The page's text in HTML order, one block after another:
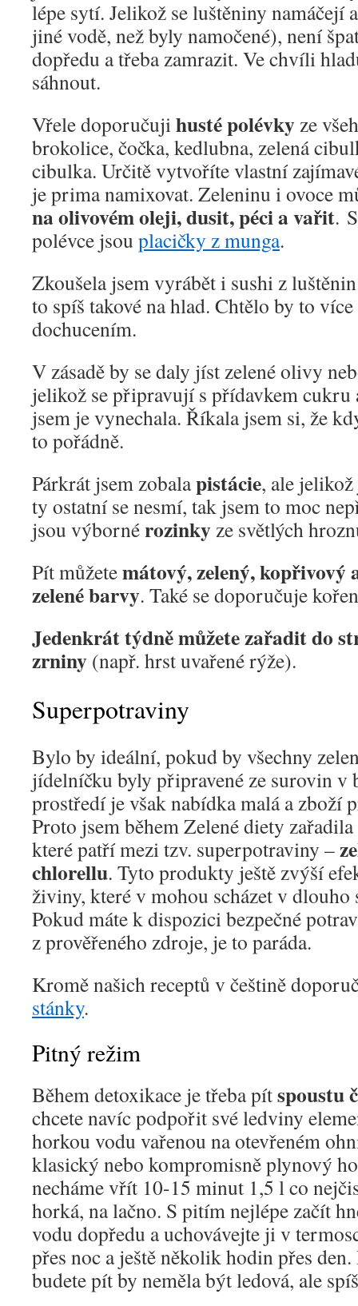
lépe sytí. Jelikož se luštěniny namáčejí
jiné vodě, než byly namočené), není
dopředu a třeba zamrazit. Ve chvíli
sáhnout.
Vřele doporučujihusté polévkyze
brokolice, čočka, kedlubna, zelená
cibulka. Určitě vytvoříte vlastní
je prima namixovat. Zeleninu i ovoce
na olivovém oleji, dusit, péci a vařit.
polévce jsou placičky z munga.
Zkoušela jsem vyrábět i sushi z
to spíš takové na hlad. Chtělo by to
dochucením.
V zásadě by se daly jíst zelené olivy
jelikož se připravují s přídavkem cukru
jsem je vynechala. Říkala jsem si, že
to pořádně.
Párkrát jsem zobalapistácie, ale
ty ostatní se nesmí, tak jsem to moc
jsou výbornérozinkyze světlých
Pít můžetemátový, zelený,
zelené barvy. Také se doporučuje
Jedenkrát týdně můžete zařadit do
zrniny (např. hrst uvařené rýže).
Superpotraviny
Bylo by ideální, pokud by všechny
jídelníčku byly připravené ze surovin v
prostředí je však nabídka malá a zboží
Proto jsem během Zelené diety
které patří mezi tzv. superpotraviny –
chlorellu. Tyto produkty ještě zvýší
živiny, které v mohou scházet v dlouho
Pokud máte k dispozici bezpečné
z prověřeného zdroje, je to paráda.
Kromě našich receptů v češtině
stánky.
Pitný režim
Během detoxikace je třeba pítspoustu
chcete navíc podpořit své ledviny
horkou vodu vařenou na otevřeném
klasický nebo kompromisně plynový
necháme vřít 10-15 minut 1,5 l co
horká, na lačno. S pitím nejlépe začít
vodu dopředu a uchovávejte ji v
přes noc a ještě několik hodin přes
budete pít by neměla být ledová, ale